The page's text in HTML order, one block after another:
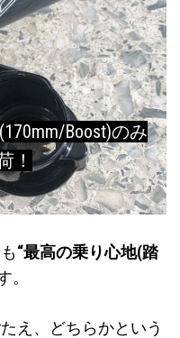
Boost)のみ
！
“最高の乗り心地(踏
。
え、どちらかという